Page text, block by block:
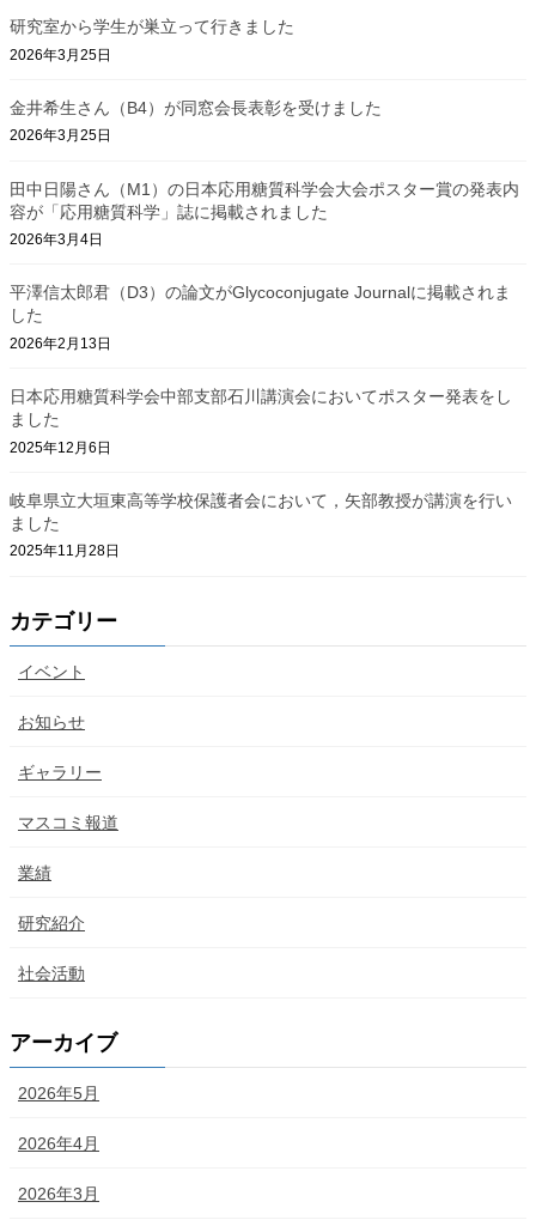
研究室から学生が巣立って行きました
2026年3月25日
金井希生さん（B4）が同窓会長表彰を受けました
2026年3月25日
田中日陽さん（M1）の日本応用糖質科学会大会ポスター賞の発表内
容が「応用糖質科学」誌に掲載されました
2026年3月4日
平澤信太郎君（D3）の論文がGlycoconjugate Journalに掲載されま
した
2026年2月13日
日本応用糖質科学会中部支部石川講演会においてポスター発表をし
ました
2025年12月6日
岐阜県立大垣東高等学校保護者会において，矢部教授が講演を行い
ました
2025年11月28日
カテゴリー
イベント
お知らせ
ギャラリー
マスコミ報道
業績
研究紹介
社会活動
アーカイブ
2026年5月
2026年4月
2026年3月